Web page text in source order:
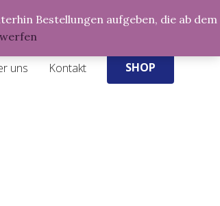
Bestellungen aufgeben, die ab dem
uns Kontakt SHOP